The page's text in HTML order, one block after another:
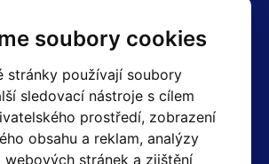
soubory cookies
stránky používají soubory
sledovací nástroje s cílem
prostředí, zobrazení
obsahu a reklam, analýzy
webových stránek a zjištění
+420 605 234 204
oddělení
7:30 – 15:00)